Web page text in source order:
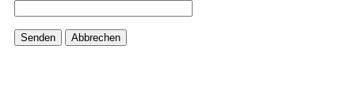
Senden Abbrechen